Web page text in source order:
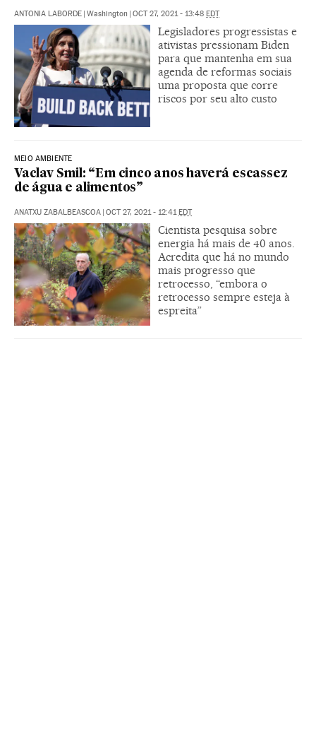
ANTONIA LABORDE | Washington | OCT 27, 2021 - 13:48 EDT
Legisladores progressistas e
ativistas pressionam Biden
para que mantenha em sua
agenda de reformas sociais
uma proposta que corre
riscos por seu alto custo
MEIO AMBIENTE
Vaclav Smil: “Em cinco anos haverá escassez
de água e alimentos”
ANATXU ZABALBEASCOA | OCT 27, 2021 - 12:41EDT
Cientista pesquisa sobre
energia há mais de 40 anos.
Acredita que há no mundo
mais progresso que
retrocesso, “embora o
retrocesso sempre esteja à
espreita”